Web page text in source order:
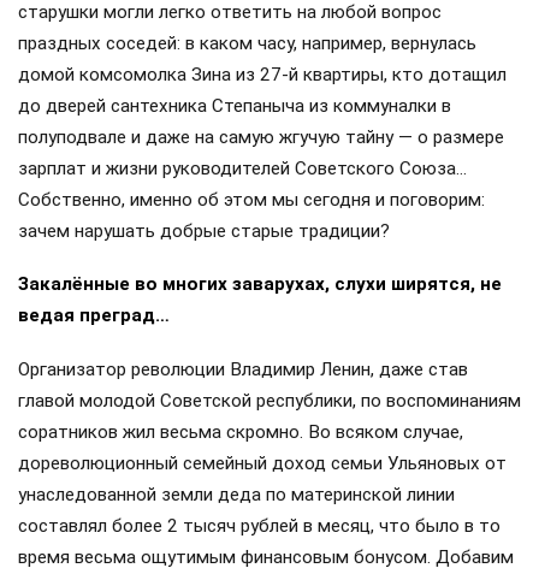
Президент Владимир Путин заслушал доклад вице-
премьера и полпреда в ДФО Юрия Трутнева. Главной
темой стала экономика региона.
Трутнев доложил о высоком уровне инвестиций и росте
промышленного производства, который удалось
обеспечить благодаря преференциальному режиму для
бизнеса, действующему на Дальнем Востоке.
Также на встрече обсудили строительство
инфраструктурных объектов в дальневосточных городах
и научно-технологического центра на острове Русский во
Владивостоке. Отдельно затронули подготовку к
одиннадцатому Восточному экономическому форуму и
вклад региона в проведение специальной военной
Поделиться